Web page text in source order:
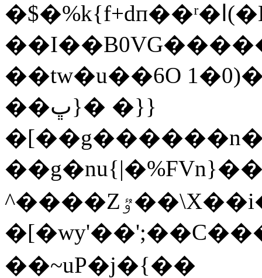
�$�%k{f+dп��ʳ�ا(�E�x��N֚sl�p����u�
��tw�u��6O
��ڀ}� �}}
^����Zٷ��\X��i��?9?֣
��~uP�j�{��